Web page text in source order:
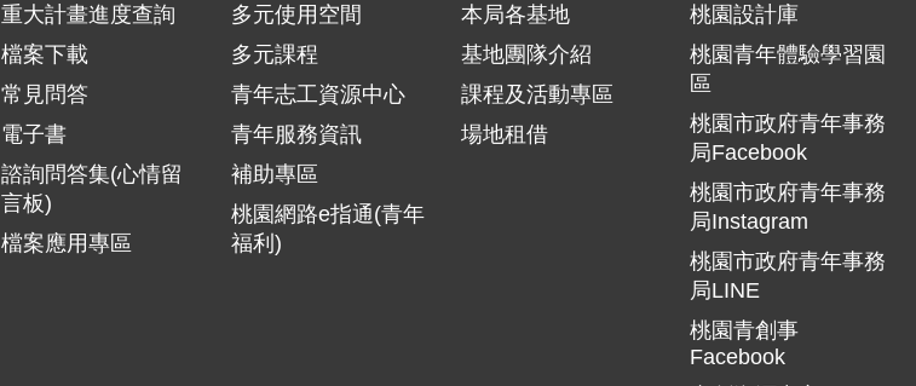
重大計畫進度查詢
檔案下載
常見問答
電子書
諮詢問答集(心情留
言板)
檔案應用專區
多元使用空間
多元課程
青年志工資源中心
青年服務資訊
補助專區
桃園網路e指通(青年
福利)
本局各基地
基地團隊介紹
課程及活動專區
場地租借
桃園設計庫
桃園青年體驗學習園
區
桃園市政府青年事務
局Facebook
桃園市政府青年事務
局Instagram
桃園市政府青年事務
局LINE
桃園青創事
Facebook